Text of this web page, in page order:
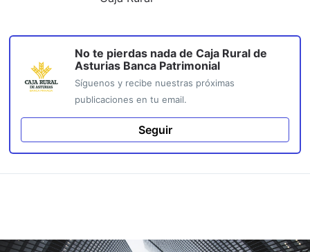
No te pierdas nada de Caja Rural de
Asturias Banca Patrimonial
Síguenos y recibe nuestras próximas
publicaciones en tu email.
Seguir